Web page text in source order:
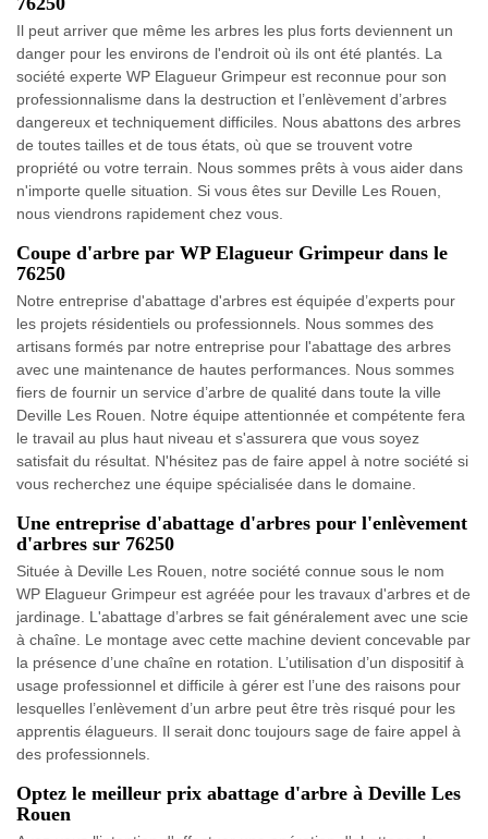
Il peut arriver que même les arbres les plus forts deviennent un
danger pour les environs de l'endroit où ils ont été plantés. La
société experte WP Elagueur Grimpeur est reconnue pour son
professionnalisme dans la destruction et l’enlèvement d’arbres
dangereux et techniquement difficiles. Nous abattons des arbres
de toutes tailles et de tous états, où que se trouvent votre
propriété ou votre terrain. Nous sommes prêts à vous aider dans
n'importe quelle situation. Si vous êtes sur Deville Les Rouen,
nous viendrons rapidement chez vous.
Coupe d'arbre par WP Elagueur Grimpeur dans le
76250
Notre entreprise d'abattage d'arbres est équipée d’experts pour
les projets résidentiels ou professionnels. Nous sommes des
artisans formés par notre entreprise pour l'abattage des arbres
avec une maintenance de hautes performances. Nous sommes
fiers de fournir un service d’arbre de qualité dans toute la ville
Deville Les Rouen. Notre équipe attentionnée et compétente fera
le travail au plus haut niveau et s'assurera que vous soyez
satisfait du résultat. N'hésitez pas de faire appel à notre société si
vous recherchez une équipe spécialisée dans le domaine.
Une entreprise d'abattage d'arbres pour l'enlèvement
d'arbres sur 76250
Située à Deville Les Rouen, notre société connue sous le nom
WP Elagueur Grimpeur est agréée pour les travaux d'arbres et de
jardinage. L'abattage d’arbres se fait généralement avec une scie
à chaîne. Le montage avec cette machine devient concevable par
la présence d’une chaîne en rotation. L’utilisation d’un dispositif à
usage professionnel et difficile à gérer est l’une des raisons pour
lesquelles l’enlèvement d’un arbre peut être très risqué pour les
apprentis élagueurs. Il serait donc toujours sage de faire appel à
des professionnels.
Optez le meilleur prix abattage d'arbre à Deville Les
Rouen